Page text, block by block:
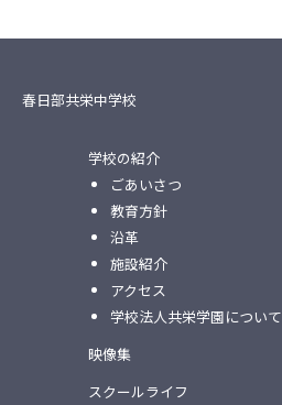
春日部共栄中学校
学校の紹介
ごあいさつ
教育方針
沿革
施設紹介
アクセス
学校法人共栄学園について
映像集
スクールライフ